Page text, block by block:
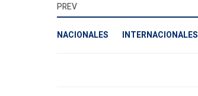
PREV
NACIONALES INTERNACIONALES